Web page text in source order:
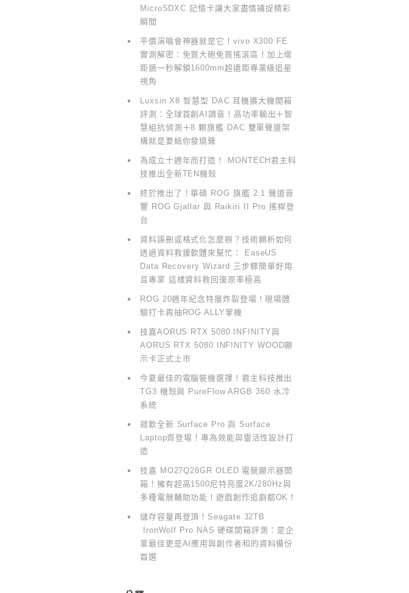
MicroSDXC 記憶卡讓大家盡情捕捉精彩
瞬間
平價演唱會神器就是它！vivo X300 FE
實測解密：免買大砲免買搖滾區！加上增
距鏡一秒解鎖1600mm超遠距專業級追星
視角
Luxsin X8 智慧型 DAC 耳機擴大機開箱
評測：全球首創AI調音！高功率輸出＋智
慧組抗偵測＋8 顆旗艦 DAC 雙單聲道架
構就是要給你發燒聲
為成立十週年而打造！ MONTECH君主科
技推出全新TEN機殼
終於推出了！華碩 ROG 旗艦 2.1 聲道音
響 ROG Gjallar 與 Raikiri II Pro 搖桿登
台
資料誤刪或格式化怎麼辦？技術頗析如何
透過資料救援軟體來幫忙： EaseUS
Data Recovery Wizard 三步驟簡單好用
且專業 這樣資料救回復原率極高
ROG 20週年紀念特展炸裂登場！現場體
驗打卡再抽ROG ALLY掌機
技嘉AORUS RTX 5080 INFINITY與
AORUS RTX 5080 INFINITY WOOD顯
示卡正式上市
今夏最佳的電腦裝機選擇！君主科技推出
TG3 機殼與 PureFlow ARGB 360 水冷
系統
微軟全新 Surface Pro 與 Surface
Laptop齊登場！專為效能與靈活性設計打
造
技嘉 MO27Q28GR OLED 電競顯示器開
箱！擁有超高1500尼特亮度2K/280Hz與
多種電競輔助功能！遊戲創作追劇都OK！
儲存容量再登頂！Seagate 32TB
IronWolf Pro NAS 硬碟開箱評測：是企
業最佳更是AI應用與創作者和的資料備份
首選